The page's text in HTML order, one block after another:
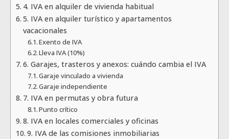
4. IVA en alquiler de vivienda habitual
5. IVA en alquiler turístico y apartamentos
vacacionales
Exento de IVA
Lleva IVA (10%)
6. Garajes, trasteros y anexos: cuándo cambia el IVA
Garaje vinculado a vivienda
Garaje independiente
7. IVA en permutas y obra futura
Punto crítico
8. IVA en locales comerciales y oficinas
9. IVA de las comisiones inmobiliarias